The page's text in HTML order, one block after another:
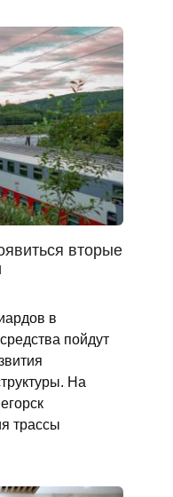
вторые
в
пойдут
На
трассы